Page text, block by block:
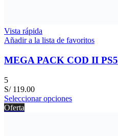
Vista rápida
Añadir a la lista de favoritos
MEGA PACK COD II PS5
5
S/119.00
Seleccionar opciones
Oferta